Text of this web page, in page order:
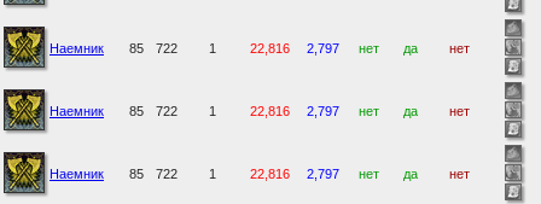
Наемник 85 722 1 22,816 2,797 нет да нет
Наемник 85 722 1 22,816 2,797 нет да нет
Наемник 85 722 1 22,816 2,797 нет да нет